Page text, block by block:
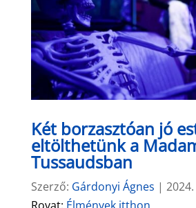
Két borzasztóan jó
eltölthetünk a
Tussaudsban
Szerző: Gárdonyi Ágnes |